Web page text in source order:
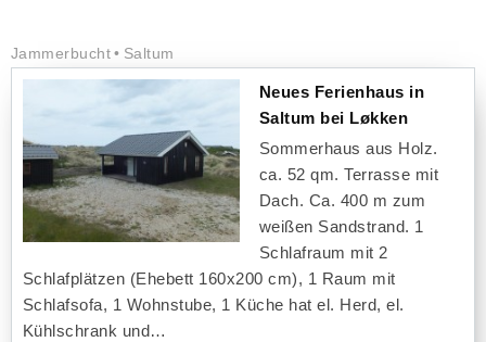
Jammerbucht Saltum
Neues Ferienhaus in
Saltum bei Løkken
Sommerhaus aus Holz.
ca. 52 qm. Terrasse mit
Dach. Ca. 400 m zum
weißen Sandstrand. 1
Schlafraum mit 2
Schlafplätzen (Ehebett 160x200 cm), 1 Raum mit
Schlafsofa, 1 Wohnstube, 1 Küche hat el. Herd, el.
Kühlschrank und